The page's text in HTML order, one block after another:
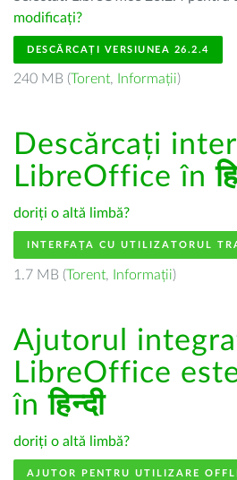
modificați?
DESCĂRCAȚI VERSIUNEA 26.2.4
240 MB (Torent, Informații)
Descărcați
LibreOffice în
doriți o altă limbă?
INTERFAȚA CU UTILIZATORUL
1.7 MB (Torent, Informații)
Ajutorul
LibreOffice
înहिन्दी
doriți o altă limbă?
AJUTOR PENTRU UTILIZARE